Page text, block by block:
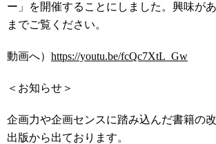
ー」を開催することにしました。興味が
までご覧ください。
動画へ） https://youtu.be/fcQc7XtL_Gw
＜お知らせ＞
企画力や企画センスに踏み込んだ書籍の
出版から出ております。